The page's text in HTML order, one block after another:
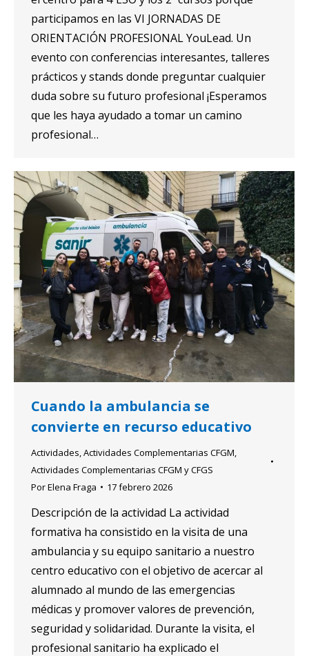
participamos en las VI JORNADAS DE
ORIENTACIÓN PROFESIONAL YouLead. Un
evento con conferencias interesantes, talleres
prácticos y stands donde preguntar cualquier
duda sobre su futuro profesional ¡Esperamos
que les haya ayudado a tomar un camino
profesional…
Cuando la ambulancia se
convierte en recurso educativo
Actividades Actividades Complementarias CFGM
Actividades Complementarias CFGM y CFGS
PorElena Fraga 17 febrero 2026
Descripción de la actividad La actividad
formativa ha consistido en la visita de una
ambulancia y su equipo sanitario a nuestro
centro educativo con el objetivo de acercar al
alumnado al mundo de las emergencias
médicas y promover valores de prevención,
seguridad y solidaridad. Durante la visita, el
profesional sanitario ha explicado el